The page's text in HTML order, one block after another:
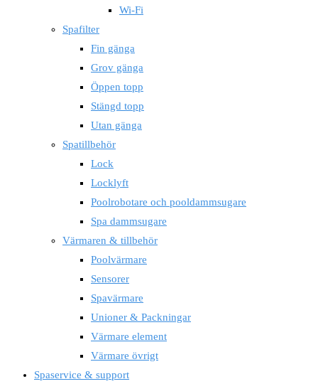
Wi-Fi
Spafilter
Fin gänga
Grov gänga
Öppen topp
Stängd topp
Utan gänga
Spatillbehör
Lock
Locklyft
Poolrobotare och pooldammsugare
Spa dammsugare
Värmaren & tillbehör
Poolvärmare
Sensorer
Spavärmare
Unioner & Packningar
Värmare element
Värmare övrigt
Spaservice & support